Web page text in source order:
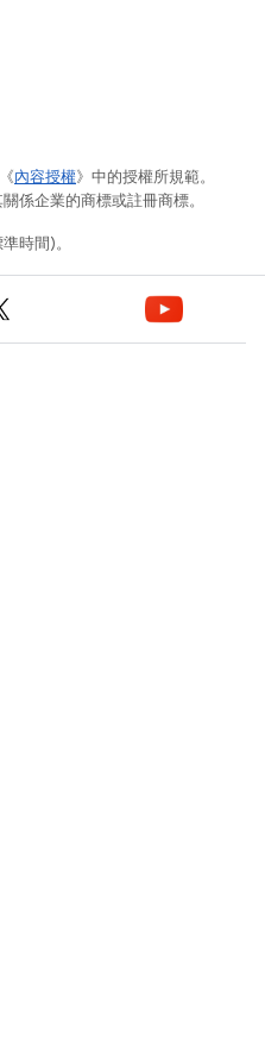
內容授權》中的授權所規範。
係企業的商標或註冊商標。
時間)。